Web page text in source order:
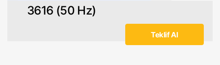
3616 (50 Hz)
Teklif Al